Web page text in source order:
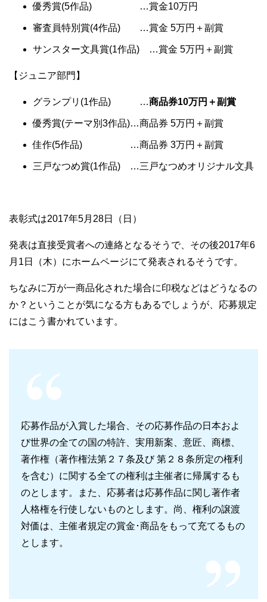
優秀賞(5作品) …賞金10万円
審査員特別賞(4作品) …賞金 5万円＋副賞
サンスター文具賞(1作品) …賞金 5万円＋副賞
【ジュニア部門】
グランプリ(1作品) …商品券10万円＋副賞
優秀賞(テーマ別3作品)…商品券 5万円＋副賞
佳作(5作品) …商品券 3万円＋副賞
三戸なつめ賞(1作品) …三戸なつめオリジナル文具
表彰式は2017年5月28日（日）
発表は直接受賞者への連絡となるそうで、その後2017年6
月1日（木）にホームページにて発表されるそうです。
ちなみに万が一商品化された場合に印税などはどうなるの
か？ということが気になる方もあるでしょうが、応募規定
にはこう書かれています。
応募作品が入賞した場合、その応募作品の日本およ
び世界の全ての国の特許、実用新案、意匠、商標、
著作権（著作権法第２７条及び 第２８条所定の権利
を含む）に関する全ての権利は主催者に帰属するも
のとします。また、応募者は応募作品に関し著作者
人格権を行使しないものとします。尚、権利の譲渡
対価は、主催者規定の賞金･商品をもって充てるもの
とします。